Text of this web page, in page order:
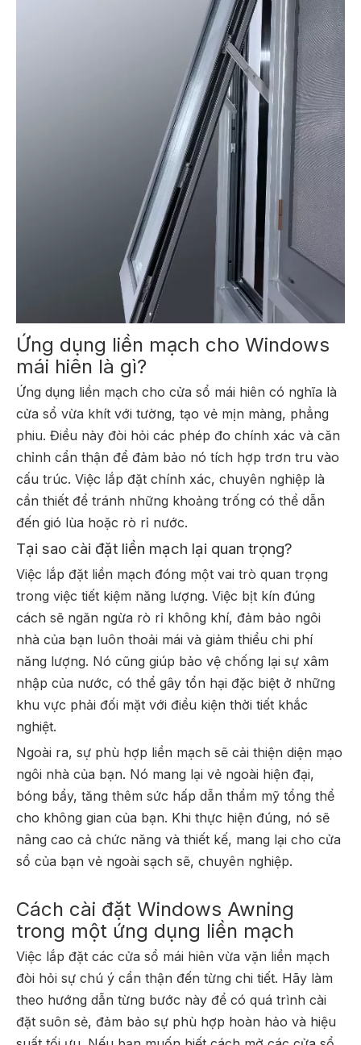
Ứng dụng liền mạch cho Windows
mái hiên là gì?
Ứng dụng liền mạch cho cửa sổ mái hiên có nghĩa là
cửa sổ vừa khít với tường, tạo vẻ mịn màng, phẳng
phiu. Điều này đòi hỏi các phép đo chính xác và căn
chỉnh cẩn thận để đảm bảo nó tích hợp trơn tru vào
cấu trúc. Việc lắp đặt chính xác, chuyên nghiệp là
cần thiết để tránh những khoảng trống có thể dẫn
đến gió lùa hoặc rò rỉ nước.
Tại sao cài đặt liền mạch lại quan trọng?
Việc lắp đặt liền mạch đóng một vai trò quan trọng
trong việc tiết kiệm năng lượng. Việc bịt kín đúng
cách sẽ ngăn ngừa rò rỉ không khí, đảm bảo ngôi
nhà của bạn luôn thoải mái và giảm thiểu chi phí
năng lượng. Nó cũng giúp bảo vệ chống lại sự xâm
nhập của nước, có thể gây tổn hại đặc biệt ở những
khu vực phải đối mặt với điều kiện thời tiết khắc
nghiệt.
Ngoài ra, sự phù hợp liền mạch sẽ cải thiện diện mạo
ngôi nhà của bạn. Nó mang lại vẻ ngoài hiện đại,
bóng bẩy, tăng thêm sức hấp dẫn thẩm mỹ tổng thể
cho không gian của bạn. Khi thực hiện đúng, nó sẽ
nâng cao cả chức năng và thiết kế, mang lại cho cửa
sổ của bạn vẻ ngoài sạch sẽ, chuyên nghiệp.
Cách cài đặt Windows Awning
trong một ứng dụng liền mạch
Việc lắp đặt các cửa sổ mái hiên vừa vặn liền mạch
đòi hỏi sự chú ý cẩn thận đến từng chi tiết. Hãy làm
theo hướng dẫn từng bước này để có quá trình cài
đặt suôn sẻ, đảm bảo sự phù hợp hoàn hảo và hiệu